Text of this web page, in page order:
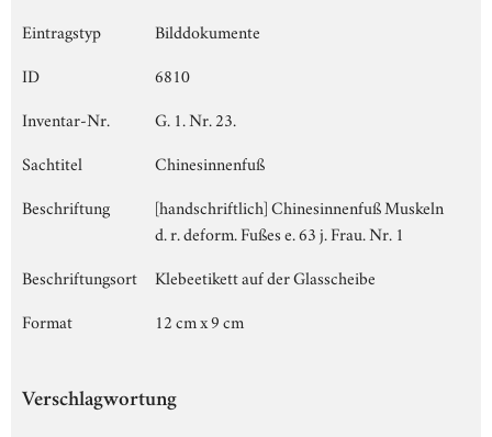
Eintragstyp
Bilddokumente
ID
6810
Inventar-Nr.
G. 1. Nr. 23.
Sachtitel
Chinesinnenfuß
Beschriftung
[handschriftlich] Chinesinnenfuß Muskeln
d. r. deform. Fußes e. 63 j. Frau. Nr. 1
Beschriftungsort
Klebeetikett auf der Glasscheibe
Format
12 cm x 9 cm
Verschlagwortung